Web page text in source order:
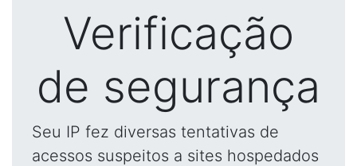
Verificação
de segurança
Seu IP fez diversas tentativas de
acessos suspeitos a sites hospedados